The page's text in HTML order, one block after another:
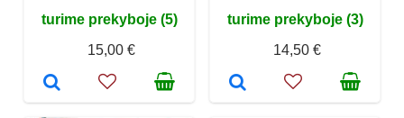
turime prekyboje (5)
15,00 €
turime prekyboje (3)
14,50 €